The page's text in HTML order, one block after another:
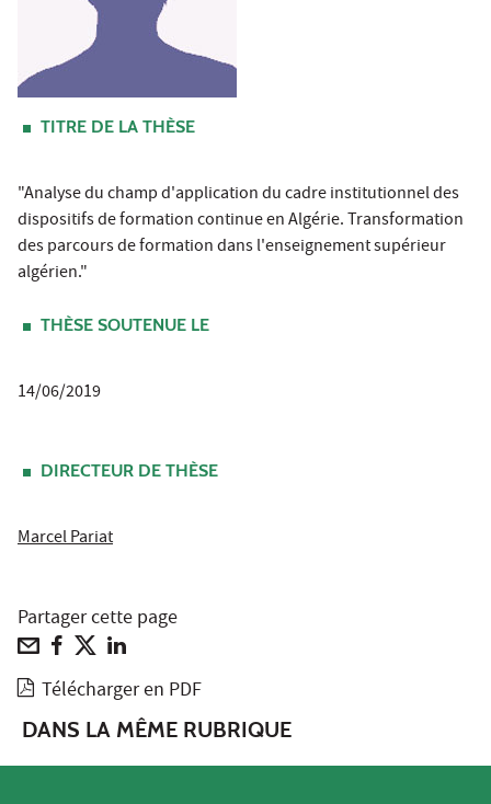
TITRE DE LA THÈSE
"Analyse du champ d'application du cadre institutionnel des
dispositifs de formation continue en Algérie. Transformation
des parcours de formation dans l'enseignement supérieur
algérien."
THÈSE SOUTENUE LE
14/06/2019
DIRECTEUR DE THÈSE
Marcel Pariat
Partager cette page
Télécharger en PDF
DANS LA MÊME RUBRIQUE